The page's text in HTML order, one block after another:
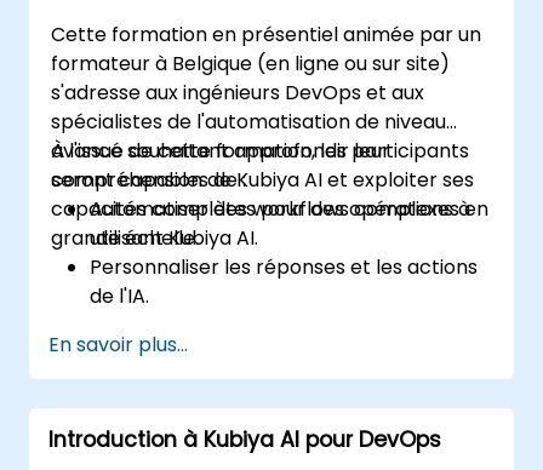
Cette formation en présentiel animée par un
formateur à Belgique (en ligne ou sur site)
s'adresse aux ingénieurs DevOps et aux
spécialistes de l'automatisation de niveau
avancé souhaitant approfondir leur
compréhension de Kubiya AI et exploiter ses
capacités complètes pour des opérations à
grande échelle.
À l'issue de cette formation, les participants
seront capables de :
Automatiser des workflows complexes en
utilisant Kubiya AI.
Personnaliser les réponses et les actions
de l'IA.
avec Kubiya AI.
Dépanner et optimiser les
implémentations de Kubiya AI.
Comprendre et mettre en œuvre des
En savoir plus...
Introduction à Kubiya AI pour DevOps